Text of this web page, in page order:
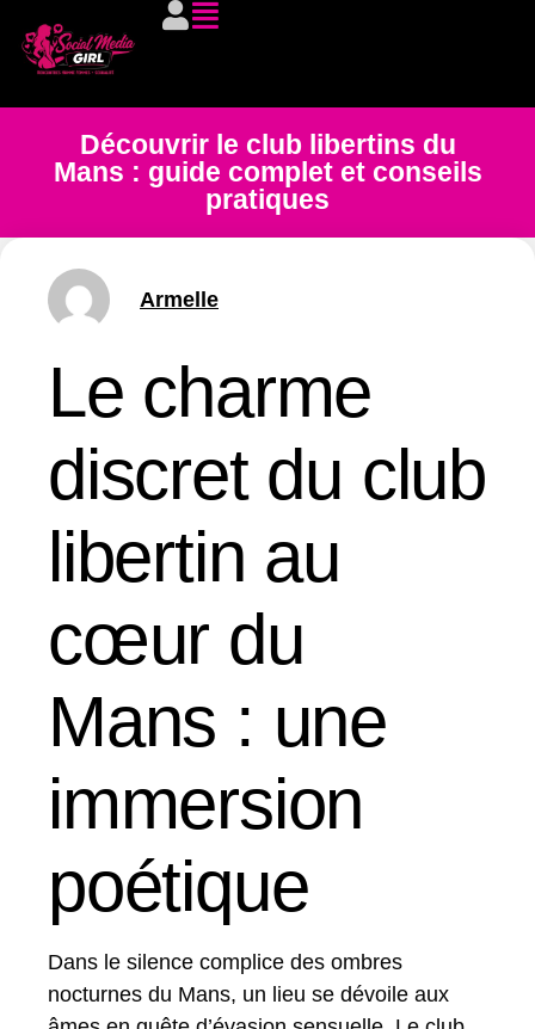
Découvrir le club libertins du
Mans : guide complet et conseils
pratiques
Armelle
Le charme
discret du club
libertin au
cœur du
Mans : une
immersion
poétique
Dans le silence complice des ombres
nocturnes du Mans, un lieu se dévoile aux